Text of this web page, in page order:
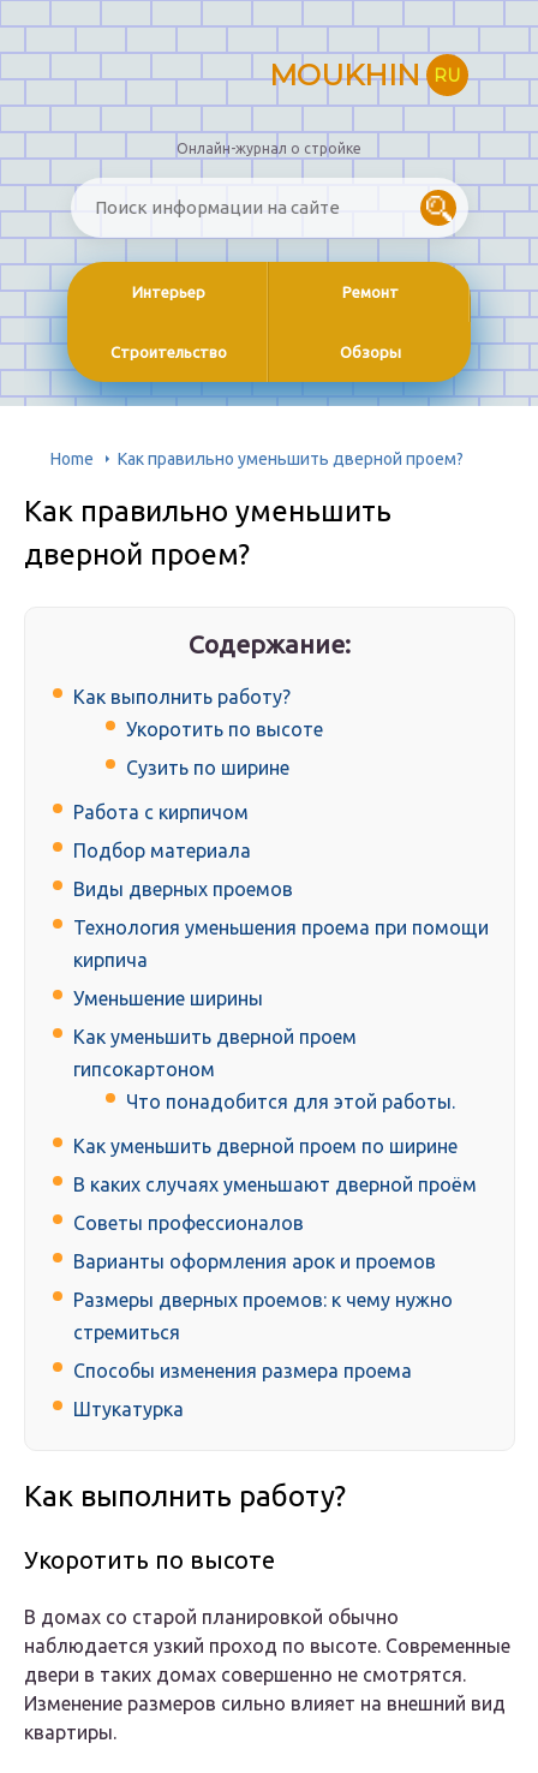
MOUKHIN RU
Онлайн-журнал о стройке
Интерьер Ремонт
Строительство Обзоры
Home Как правильно уменьшить дверной проем?
Как правильно уменьшить
дверной проем?
Содержание:
Как выполнить работу?
Укоротить по высоте
Сузить по ширине
Работа с кирпичом
Подбор материала
Виды дверных проемов
Технология уменьшения проема при помощи
кирпича
Уменьшение ширины
Как уменьшить дверной проем
гипсокартоном
Что понадобится для этой работы.
Как уменьшить дверной проем по ширине
В каких случаях уменьшают дверной проём
Советы профессионалов
Варианты оформления арок и проемов
Размеры дверных проемов: к чему нужно
стремиться
Способы изменения размера проема
Штукатурка
Как выполнить работу?
Укоротить по высоте
В домах со старой планировкой обычно
наблюдается узкий проход по высоте. Современные
двери в таких домах совершенно не смотрятся.
Изменение размеров сильно влияет на внешний вид
квартиры.